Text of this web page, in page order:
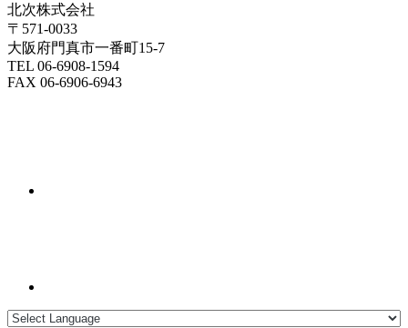
北次株式会社
〒571-0033
大阪府門真市一番町15-7
TEL 06-6908-1594
FAX 06-6906-6943